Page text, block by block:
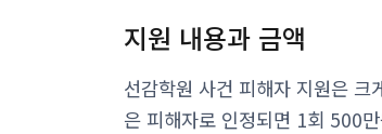
지원 내용과 금액
선감학원 사건 피해자 지원은
은 피해자로 인정되면 1회 500